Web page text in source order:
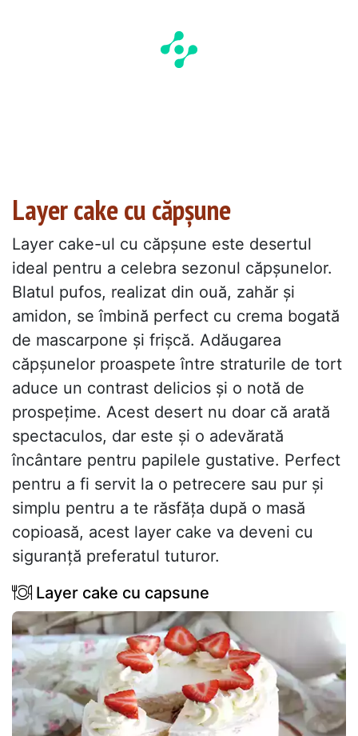
Layer cake cu căpșune
Layer cake-ul cu căpșune este desertul
ideal pentru a celebra sezonul căpșunelor.
Blatul pufos, realizat din ouă, zahăr și
amidon, se îmbină perfect cu crema bogată
de mascarpone și frișcă. Adăugarea
căpșunelor proaspete între straturile de tort
aduce un contrast delicios și o notă de
prospețime. Acest desert nu doar că arată
spectaculos, dar este și o adevărată
încântare pentru papilele gustative. Perfect
pentru a fi servit la o petrecere sau pur și
simplu pentru a te răsfăța după o masă
copioasă, acest layer cake va deveni cu
siguranță preferatul tuturor.
Layer cake cu capsune